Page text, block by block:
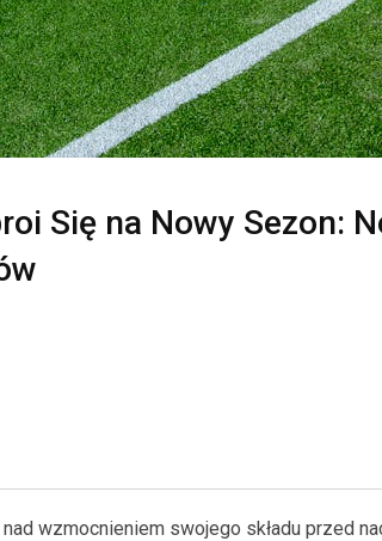
Się na Nowy Sezon:
wzmocnieniem swojego składu przed